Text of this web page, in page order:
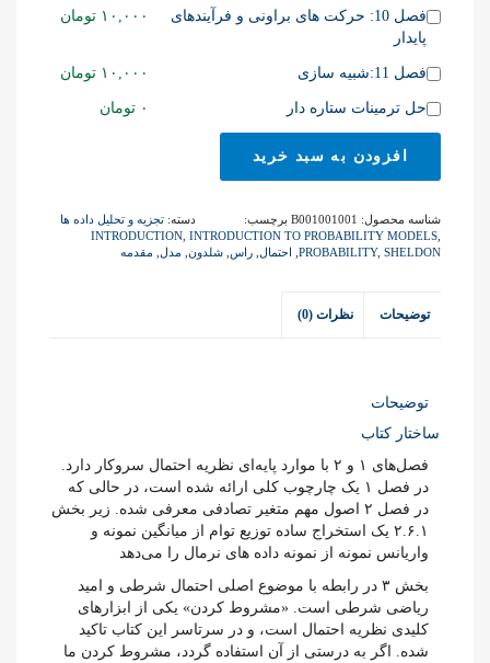
this
item
of
this
item
Buy
one
this
item
فصل 10: حرکت های براونی و فرآیندهای
پایدار
۱۰,۰۰۰ تومان
Buy
of
this
item
فصل 11:شبیه سازی ۱۰,۰۰۰ تومان
Buy
حل ترمینات ستاره دار ۰ تومان
افزودن به سبد خرید
شناسه محصول: B001001001 دسته: تجزیه و تحلیل داده ها
برچسب:
INTRODUCTION INTRODUCTION TO PROBABILITY MODELS
PROBABILITY, SHELDON احتمال راس شلدون مدل مقدمه
توضیحات نظرات (0)
توضیحات
ساختار کتاب
فصل‌های ۱ و ۲ با موارد پایه‌ای نظریه احتمال سروکار دارد.
در فصل ۱ یک چارچوب کلی ارائه شده است، در حالی که
در فصل ۲ اصول مهم متغیر تصادفی معرفی شده. زیر بخش
۲.۶.۱ یک استخراج ساده توزیع توام از میانگین نمونه و
واریانس نمونه از نمونه داده های نرمال را می‌دهد
بخش ۳ در رابطه با موضوع اصلی احتمال شرطی و امید
ریاضی شرطی است. «مشروط کردن» یکی از ابزار‌های
کلید‌ی نظریه احتمال است، و در سرتاسر این کتاب تاکید
شده. اگر به درستی از آن استفاده گردد، مشروط کردن ما